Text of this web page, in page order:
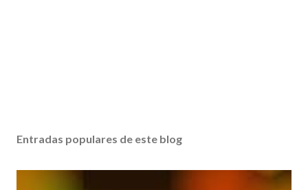
Entradas populares de este blog